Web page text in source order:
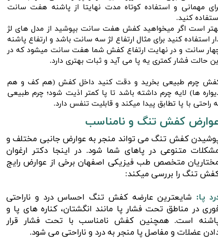
مهمانی و استفاده کوتاه مدت نهایتا از پاشنه هفت سانت
کنید.
است اگر میخواهید کفش هفت سانت بپوشید از مدل های لژ
استفاده کنید برای مثال ارتفاع لژ سه سانت باشد و ارتفاع پاشنه
سانت و در نهایت ارتفاع کفش شما هفت سانت میشود که در
حالت فشار کمتری یه پا می آید و ثبات بهتری دارد.
چرم طبیعی بخرید و دقت کنید داخل کفش‌ (هم کف و هم
ها) لایه چرم داشته باشد تا پا کمتر اذیت شود؛ چرم طبیعی
راحتی با پا تطابق پیدا میکند و قابلیت تنفس دارد.
کفش تنگ می تواند منجر به عوارض جانبی مختلف و
متنوعی در پاهای شما شود. در اینجا دکتر ارغوان
متخصص طب فیزیکی اصفهان برخی از عوارض رایج
تنگ را بررسی میکند:
پا: شایعترین عارضه کفش تنگ احساس درد و ناراحتی
در مناطق تحت فشار پا مانند انگشتان، کناره های پا و
است. همچنین کفش نامناسب با تحت فشار قرار
عضلات و مفاصل پا منجر به درد و ناراحتی می شود.
کفش تنگ و نامناسب